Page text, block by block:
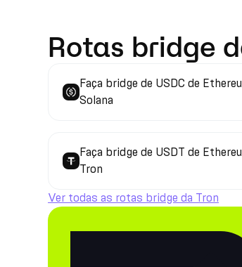
Rotas bridge
Faça bridge de USDC de
Solana
Faça bridge de USDT de
Tron
Ver todas as rotas bridge da Tron